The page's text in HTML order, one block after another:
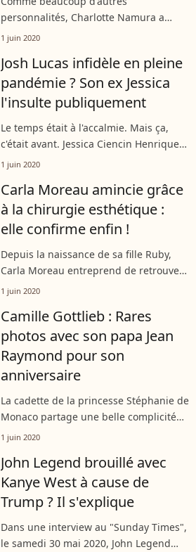
personnalités, Charlotte Namura a
réagi au meurtre de l'Américain George
valu à la journaliste sportive de
recevoir...
1 juin 2020
Josh Lucas infidèle en pleine
pandémie ? Son ex Jessica
l'insulte publiquement
Le temps était à l'accalmie. Mais ça,
c'était avant. Jessica Ciencin Henriquez
est entrée dans une rage folle sur les
Lucas venait de la tromper....
1 juin 2020
Carla Moreau amincie grâce
à la chirurgie esthétique :
elle confirme enfin !
Depuis la naissance de sa fille Ruby,
Carla Moreau entreprend de retrouver
sa ligne. Mais si elle est parvenue à se
candidate de télé-réalité demeure...
1 juin 2020
Camille Gottlieb : Rares
photos avec son papa Jean
Raymond pour son
anniversaire
La cadette de la princesse Stéphanie de
Monaco partage une belle complicité
avec son papa, Jean Raymond Gottlieb.
Gottlieb a célébré l'anniversaire...
1 juin 2020
John Legend brouillé avec
Kanye West à cause de
Trump ? Il s'explique
Dans une interview au "Sunday Times",
le samedi 30 mai 2020, John Legend